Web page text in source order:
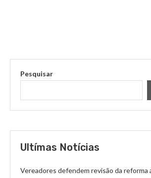
Pesquisar
Ultímas Notícias
Vereadores defendem revisão da reforma